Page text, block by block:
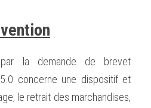
par la demande de brevet
concerne une dispositif et
le retrait des marchandises,